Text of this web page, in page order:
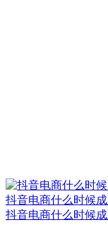
抖音电商什么时候
抖音电商什么时候